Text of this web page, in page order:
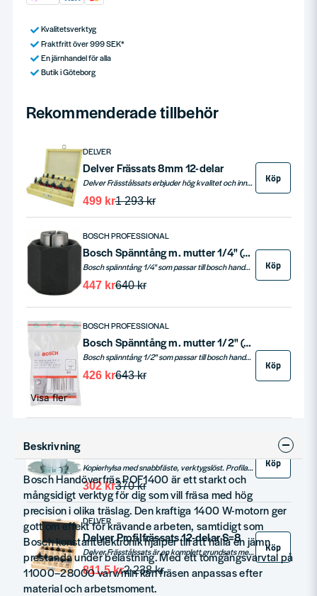
Kvalitetsverktyg
Fraktfritt över 999 SEK*
En järnhandel för alla
Butik i Göteborg
Rekommenderade tillbehör
DELVER
Delver Frässats 8mm 12-delar
Delver Frässtålssats erbjuder hög kvalitet och innefattar vanligt förekommande frässtål. Med 8mm skaft passar dessa stål alla fräsar med 8mm spännhylsor. Satsen kommer i en robust, slagtålig trälåda och är idealisk för både yrkesverksamma och gör-det-självare, med 12 blandade frässtål för olika arbetsbehov.
1 293 kr
499 kr
Köp
BOSCH PROFESSIONAL
Bosch Spänntång m. mutter 1/4" (GMF/GOF)
Bosch spänntång 1/4" som passar till bosch handöverfräsar.
640 kr
447 kr
Köp
BOSCH PROFESSIONAL
Bosch Spänntång m. mutter 1/2" (GMF/GOF)
Bosch spänntång 1/2" som passar till bosch handöverfräsar.
643 kr
426 kr
Köp
Kopierhylsa med snabbfäste, verktygslöst. Profilanslaget för handöverfräsar körs längs profiler och överför former till arbetsstycket. Det är oumbärligt vid arbete med profiler. Anslaget har ett snabblås med bajonettfattning för snabbt byte utan verktyg.
370 kr
302 kr
Köp
DELVER
Delver Profilfrässats 12-delar S=8
Delver Frässtålssats är en komplett grundsats med 12 profil- och avrundningsfrässtål av hög kvalitet för dekorativ fräsning, kantbearbetning och formgivning i trä. Alla frässtål har 8 mm skaft och levereras i en kraftig, slagtålig förvaringsväska av trä.
2 238 kr
811,5 kr
Köp
Visa fler
Beskrivning
Bosch Handöverfräs POF1400 är ett starkt och
mångsidigt verktyg för dig som vill fräsa med hög
precision i olika träslag. Den kraftiga 1400 W-motorn ger
gott om effekt för krävande arbeten, samtidigt som
Bosch konstantelektronik hjälper till att hålla en jämn
prestanda under belastning. Med ett tomgångsvarvtal på
11000–28000 varv/min kan fräsen anpassas efter
material och arbetsmoment.